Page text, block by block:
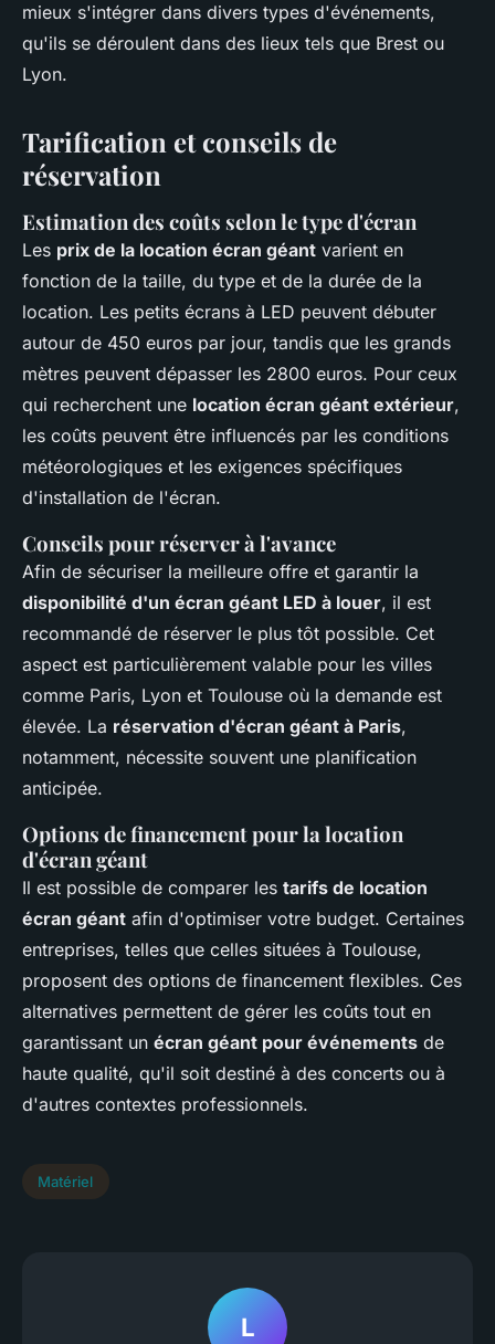
mieux s'intégrer dans divers types d'événements,
qu'ils se déroulent dans des lieux tels que Brest ou
Lyon.
Tarification et conseils de
réservation
Estimation des coûts selon le type d'écran
Les prix de la location écran géant varient en
fonction de la taille, du type et de la durée de la
location. Les petits écrans à LED peuvent débuter
autour de 450 euros par jour, tandis que les grands
mètres peuvent dépasser les 2800 euros. Pour ceux
qui recherchent une location écran géant extérieur,
les coûts peuvent être influencés par les conditions
météorologiques et les exigences spécifiques
d'installation de l'écran.
Conseils pour réserver à l'avance
Afin de sécuriser la meilleure offre et garantir la
disponibilité d'un écran géant LED à louer, il est
recommandé de réserver le plus tôt possible. Cet
aspect est particulièrement valable pour les villes
comme Paris, Lyon et Toulouse où la demande est
élevée. La réservation d'écran géant à Paris,
notamment, nécessite souvent une planification
anticipée.
Options de financement pour la location
d'écran géant
Il est possible de comparer les tarifs de location
écran géant afin d'optimiser votre budget. Certaines
entreprises, telles que celles situées à Toulouse,
proposent des options de financement flexibles. Ces
alternatives permettent de gérer les coûts tout en
garantissant un écran géant pour événements de
haute qualité, qu'il soit destiné à des concerts ou à
d'autres contextes professionnels.
Matériel
L